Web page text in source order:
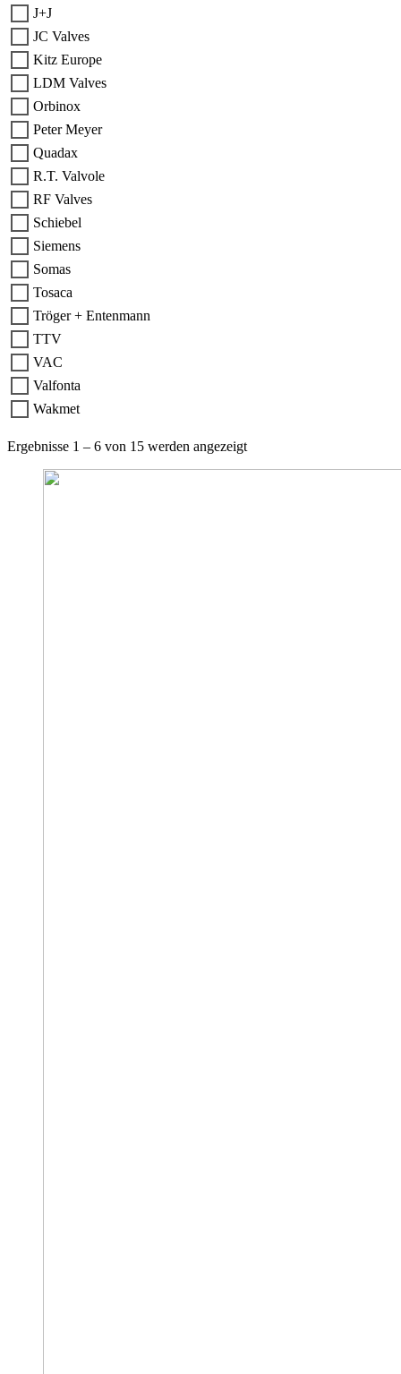
J+J
JC Valves
Kitz Europe
LDM Valves
Orbinox
Peter Meyer
Quadax
R.T. Valvole
RF Valves
Schiebel
Siemens
Somas
Tosaca
Tröger + Entenmann
TTV
VAC
Valfonta
Wakmet
Ergebnisse 1 – 6 von 15 werden angezeigt